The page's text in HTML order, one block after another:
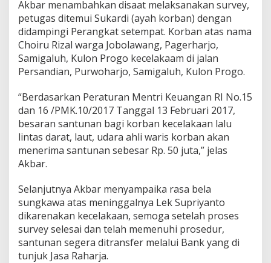
Akbar menambahkan disaat melaksanakan survey,
petugas ditemui Sukardi (ayah korban) dengan
didampingi Perangkat setempat. Korban atas nama
Choiru Rizal warga Jobolawang, Pagerharjo,
Samigaluh, Kulon Progo kecelakaam di jalan
Persandian, Purwoharjo, Samigaluh, Kulon Progo.
“Berdasarkan Peraturan Mentri Keuangan RI No.15
dan 16 /PMK.10/2017 Tanggal 13 Februari 2017,
besaran santunan bagi korban kecelakaan lalu
lintas darat, laut, udara ahli waris korban akan
menerima santunan sebesar Rp. 50 juta,” jelas
Akbar.
Selanjutnya Akbar menyampaika rasa bela
sungkawa atas meninggalnya Lek Supriyanto
dikarenakan kecelakaan, semoga setelah proses
survey selesai dan telah memenuhi prosedur,
santunan segera ditransfer melalui Bank yang di
tunjuk Jasa Raharja.